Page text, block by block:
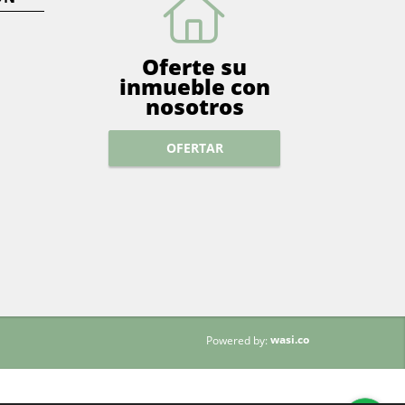
Oferte su
inmueble con
nosotros
OFERTAR
Powered by: wasi.co